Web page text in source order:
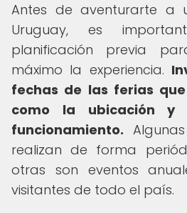
Antes de aventurarte a
Uruguay, es
planificación previa
máximo la experiencia.
fechas de las ferias
como la ubicación y
funcionamiento.
realizan de forma
otras son eventos
visitantes de todo el país.